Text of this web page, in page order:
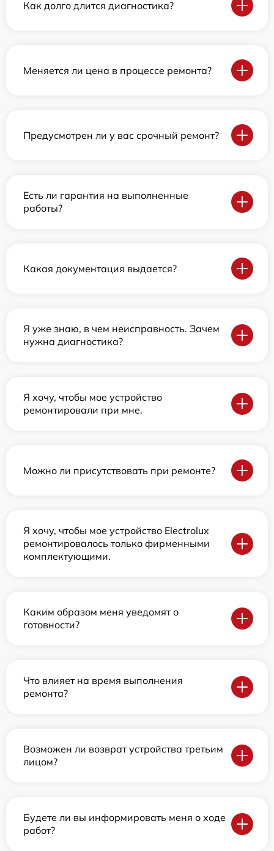
Как долго длится диагностика?
Меняется ли цена в процессе ремонта?
Предусмотрен ли у вас срочный ремонт?
Есть ли гарантия на выполненные
работы?
Какая документация выдается?
Я уже знаю, в чем неисправность. Зачем
нужна диагностика?
Я хочу, чтобы мое устройство
ремонтировали при мне.
Можно ли присутствовать при ремонте?
Я хочу, чтобы мое устройство Electrolux
ремонтировалось только фирменными
комплектующими.
Каким образом меня уведомят о
готовности?
Что влияет на время выполнения
ремонта?
Возможен ли возврат устройства третьим
лицом?
Будете ли вы информировать меня о ходе
работ?